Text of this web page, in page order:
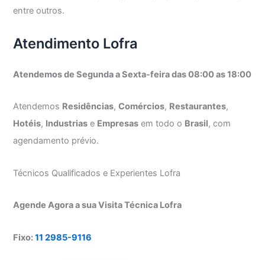
entre outros.
Atendimento Lofra
Atendemos de Segunda a Sexta-feira das 08:00 as 18:00
Atendemos Residências,Comércios, Restaurantes,
Hotéis, Industrias e Empresas em todo o Brasil, com
agendamento prévio.
Técnicos Qualificados e Experientes Lofra
Agende Agora a sua Visita Técnica Lofra
Fixo:11 2985-9116